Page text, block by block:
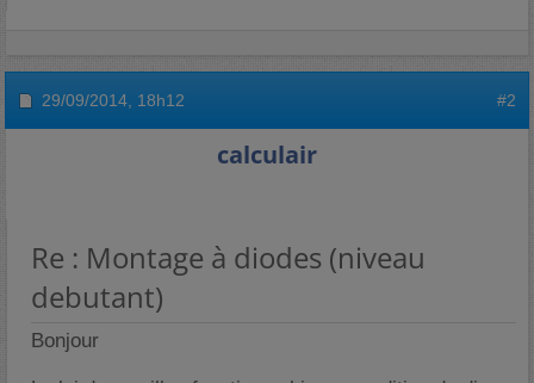
29/09/2014, 18h12 #2
calculair
Re : Montage à diodes (niveau
debutant)
Bonjour